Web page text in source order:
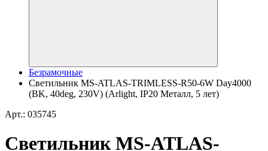
Безрамочные
Светильник MS-ATLAS-TRIMLESS-R50-6W Day4000
(BK, 40deg, 230V) (Arlight, IP20 Металл, 5 лет)
Арт.: 035745
Светильник MS-ATLAS-